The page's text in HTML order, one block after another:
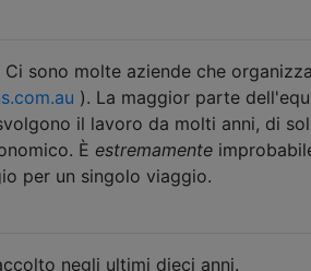
Ci sono molte aziende che
). La maggior parte
il lavoro da molti anni, di
È estremamente
per un singolo viaggio.
negli ultimi dieci anni.